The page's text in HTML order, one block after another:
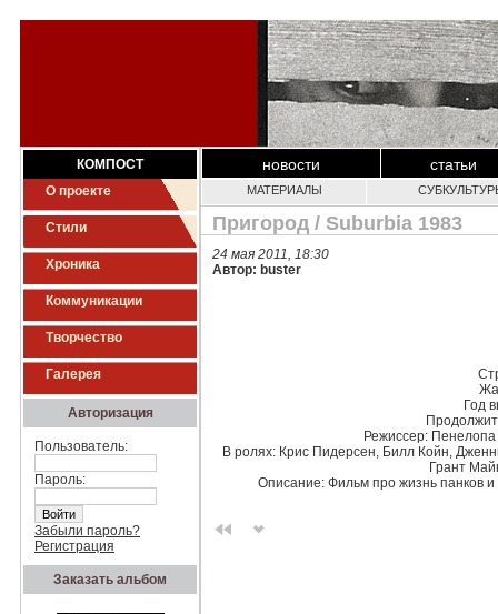
КОМПОСТ
О проекте
Стили
Хроника
Коммуникации
Творчество
Галерея
Авторизация
Пользователь:
Пароль:
Забыли пароль?
Регистрация
Заказать альбом
новости статьи
МАТЕРИАЛЫ
Пригород / Suburbia 1983
24 мая 2011, 18:30
Автор: buster
Год
Режиссер:
В ролях: Крис Пидерсен, Билл Койн,
Грант
Описание: Фильм про жизнь панков и